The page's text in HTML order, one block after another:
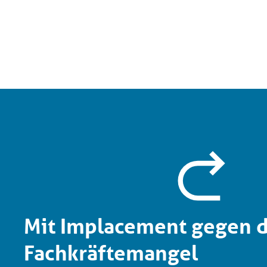
Mit Implacement gegen
Fachkräftemangel